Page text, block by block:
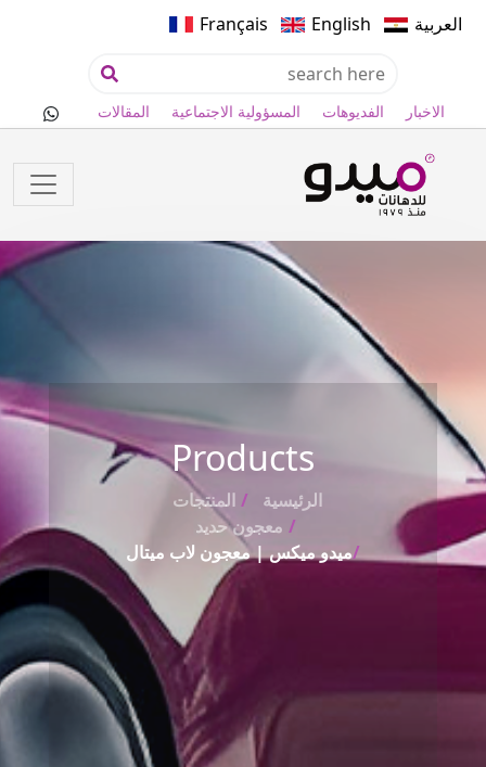
العربية English
Français
الاخبار الفديوهات المسؤولية الاجتماعية المقالات
Products
الرئيسية
المنتجات
معجون حديد
ميدو ميكس | معجون لاب ميتال